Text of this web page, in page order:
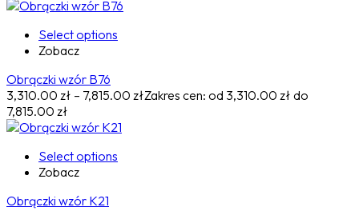
Select options
Zobacz
Obrączki wzór B76
3,310.00 zł – 7,815.00 złZakres cen: od 3,310.00 zł do
7,815.00 zł
Select options
Zobacz
Obrączki wzór K21